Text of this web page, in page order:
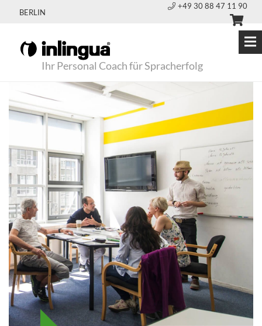
BERLIN
+49 30 88 47 11 90
Ihr Personal Coach für Spracherfolg